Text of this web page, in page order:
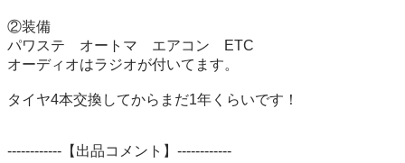
②装備
パワステ　オートマ　エアコン　ETC
オーディオはラジオが付いてます。
タイヤ4本交換してからまだ1年くらいです！
------------【出品コメント】------------